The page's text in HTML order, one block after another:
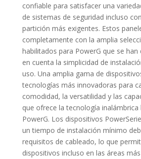
confiable para satisfacer una
de sistemas de seguridad incluso
partición más exigentes. Estos
completamente con la amplia
habilitados para PowerG que se
en cuenta la simplicidad de
uso. Una amplia gama de
tecnologías más innovadoras para
comodidad, la versatilidad y las
que ofrece la tecnología inalámbrica
PowerG. Los dispositivos
un tiempo de instalación mínimo
requisitos de cableado, lo que
dispositivos incluso en las áreas